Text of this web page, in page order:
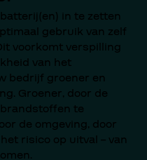
in te zetten
gebruik van zelf
voorkomt verspilling
van het
bedrijf groener en
Groener, door de
te
de omgeving, door
risico op uitval – van